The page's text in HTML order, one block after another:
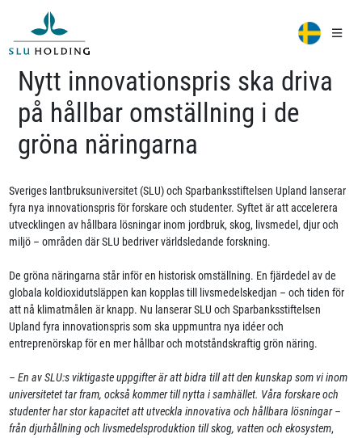
Nytt innovationspris ska driva
på hållbar omställning i de
gröna näringarna
Sveriges lantbruksuniversitet (SLU) och Sparbanksstiftelsen Upland lanserar
fyra nya innovationspris för forskare och studenter. Syftet är att accelerera
utvecklingen av hållbara lösningar inom jordbruk, skog, livsmedel, djur och
miljö – områden där SLU bedriver världsledande forskning.
De gröna näringarna står inför en historisk omställning. En fjärdedel av de
globala koldioxidutsläppen kan kopplas till livsmedelskedjan – och tiden för
att nå klimatmålen är knapp. Nu lanserar SLU och Sparbanksstiftelsen
Upland fyra innovationspris som ska uppmuntra nya idéer och
entreprenörskap för en mer hållbar och motståndskraftig grön näring.
– En av SLU:s viktigaste uppgifter är att bidra till att den kunskap som vi inom
universitetet tar fram, också kommer till nytta i samhället. Våra forskare och
studenter har stor kapacitet att utveckla innovativa och hållbara lösningar –
från djurhållning och livsmedelsproduktion till skog, vatten och ekosystem,